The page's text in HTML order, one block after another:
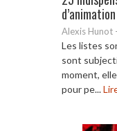
d’animation
Alexis Hunot -
Les listes
sont
moment,
pour pe...